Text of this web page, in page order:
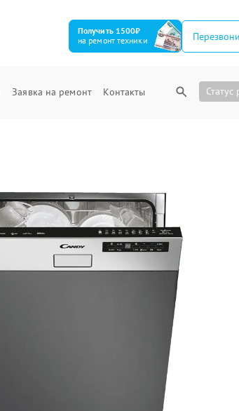
Получить 1500₽
на ремонт техники
Заявка на ремонт Контакты Статус